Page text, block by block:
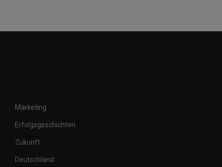
Marketing
Erfolgsgeschichten
Zukunft
Deutschland